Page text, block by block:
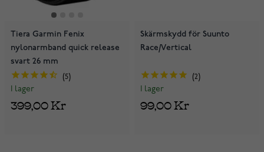
Tiera Garmin Fenix
nylonarmband quick release
svart 26 mm
5
I lager
399,00 Kr
Skärmskydd för Suunto
Race/Vertical
2
I lager
99,00 Kr